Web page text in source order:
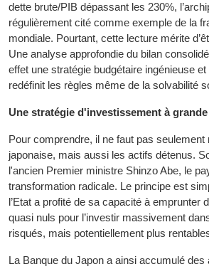
dette brute/PIB dépassant les 230%,
régulièrement cité comme exemple de la
mondiale. Pourtant, cette lecture mérite
Une analyse approfondie du bilan
effet une stratégie budgétaire ingénieuse
redéfinit les règles même de la solvabilité
Une stratégie d'investissement à
Pour comprendre, il ne faut pas seulement
japonaise, mais aussi les actifs détenus.
l'ancien Premier ministre Shinzo Abe, le
transformation radicale. Le principe est
l’Etat a profité de sa capacité à emprunter
quasi nuls pour l’investir massivement
risqués, mais potentiellement plus
La Banque du Japon a ainsi accumulé